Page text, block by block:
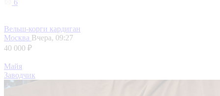
6
Вельш-корги кардиган
Москва Вчера, 09:27
40 000 ₽
Майя
Заводчик